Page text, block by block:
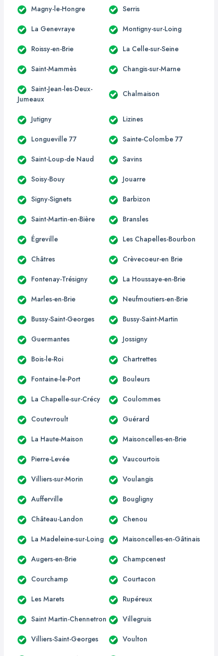
Magny-le-Hongre Serris
La Genevraye Montigny-sur-Loing
Roissy-en-Brie La Celle-sur-Seine
Saint-Mammès Changis-sur-Marne
Saint-Jean-les-Deux-
Jumeaux
Chalmaison
Jutigny Lizines
Longueville 77 Sainte-Colombe 77
Saint-Loup-de Naud Savins
Soisy-Bouy Jouarre
Signy-Signets Barbizon
Saint-Martin-en-Bière Bransles
Égreville Les Chapelles-Bourbon
Châtres Crèvecoeur-en Brie
Fontenay-Trésigny La Houssaye-en-Brie
Marles-en-Brie Neufmoutiers-en-Brie
Bussy-Saint-Georges Bussy-Saint-Martin
Guermantes Jossigny
Bois-le-Roi Chartrettes
Fontaine-le-Port Bouleurs
La Chapelle-sur-Crécy Coulommes
Coutevroult Guérard
La Haute-Maison Maisoncelles-en-Brie
Pierre-Levée Vaucourtois
Villiers-sur-Morin Voulangis
Aufferville Bougligny
Château-Landon Chenou
La Madeleine-sur-Loing Maisoncelles-en-Gâtinais
Augers-en-Brie Champcenest
Courchamp Courtacon
Les Marets Rupéreux
Saint Martin-Chennetron Villegruis
Villiers-Saint-Georges Voulton